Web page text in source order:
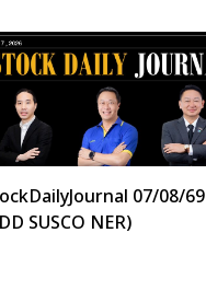
07/08/69
SUSCO NER)